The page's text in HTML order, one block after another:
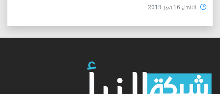
الثلاثاء 16 تموز 2019